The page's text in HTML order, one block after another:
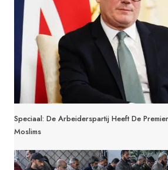
Speciaal: De Arbeiderspartij Heeft De
Moslims